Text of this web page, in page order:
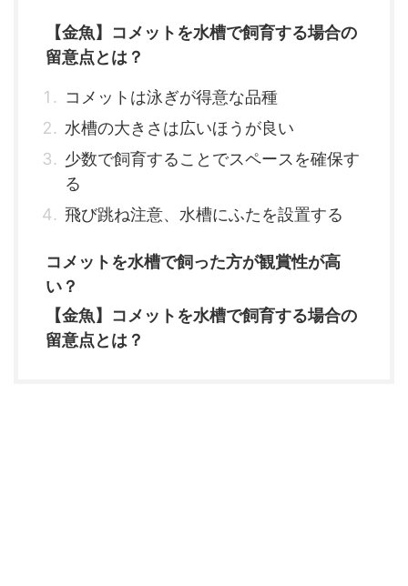
【金魚】コメットを水槽で飼育する場合の
留意点とは？
コメットは泳ぎが得意な品種
水槽の大きさは広いほうが良い
少数で飼育することでスペースを確保す
る
飛び跳ね注意、水槽にふたを設置する
コメットを水槽で飼った方が観賞性が高
い？
【金魚】コメットを水槽で飼育する場合の
留意点とは？